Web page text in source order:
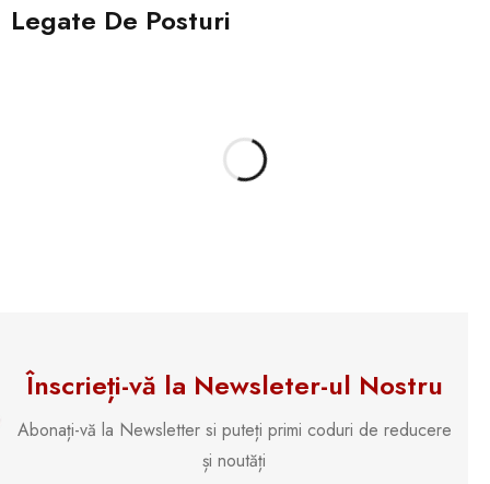
Legate De Posturi
Înscrieți-vă la Newsleter-ul Nostru
Abonați-vă la Newsletter si puteți primi coduri de reducere
și noutăți